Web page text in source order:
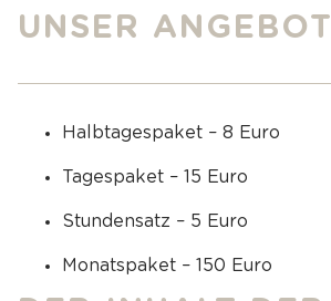
UNSER ANGEBOT
Halbtagespaket – 8 Euro
Tagespaket – 15 Euro
Stundensatz – 5 Euro
Monatspaket – 150 Euro